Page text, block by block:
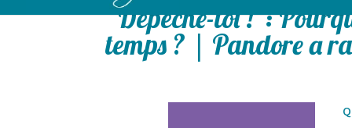
“Dépêche-toi !”:
temps ? | Pandore a